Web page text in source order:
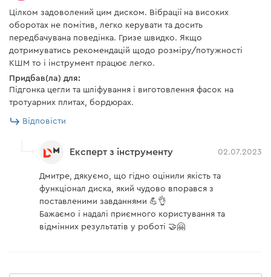
Цілком задоволений цим диском. Вібрації на високих
оборотах не помітив, легко керувати та досить
передбачувана поведінка. Гризе швидко. Якщо
дотримуватись рекомендацій щодо розміру/потужності
КШМ то і інструмент працює легко.
Придбав(ла) для:
Підгонка цегли та шліфування і виготовлення фасок на
тротуарних плитах, бордюрах.
Відповісти
Експерт з інструменту 02.07.2023
Дмитре, дякуємо, що гідно оцінили якість та
функціонал диска, який чудово впорався з
поставленими завданнями 💪👌
Бажаємо і надалі приємного користування та
відмінних результатів у роботі 🤝🤗